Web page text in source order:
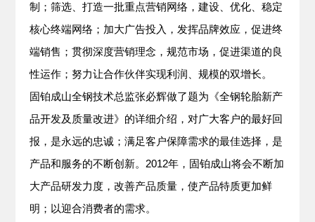
制；筛选、打造一批重点营销网络，建设、优化、稳定
核心终端网络；加大广告投入，发挥品牌效应，促进终
端销售；贯彻深度营销理念，规范市场，促进渠道的良
性运作；努力让合作伙伴实现利润、规模的双增长。
固铂成山全钢技术总监张必辉做了题为《全钢轮胎新产
品开发及质量改进》的详细介绍，对广大客户的最好回
报，是永远的忠诚；满足客户保障需求的最佳选择，是
产品和服务的不断创新。2012年，固铂成山将会不断加
大产品研发力度，改善产品质量，使产品特质更加鲜
明；以迎合消费者的需求。